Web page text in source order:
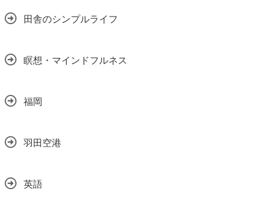
田舎のシンプルライフ
瞑想・マインドフルネス
福岡
羽田空港
英語